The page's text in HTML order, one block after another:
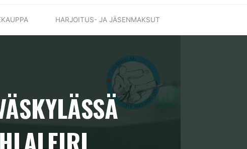
HARJOITUS- JA JÄSENMAKSUT